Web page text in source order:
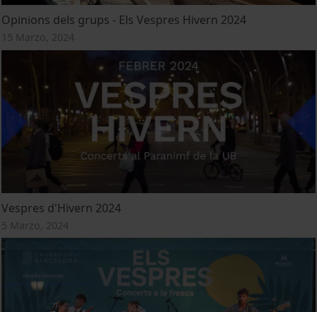
Opinions dels grups - Els Vespres Hivern 2024
15 Marzo, 2024
Vespres d'Hivern 2024
5 Marzo, 2024